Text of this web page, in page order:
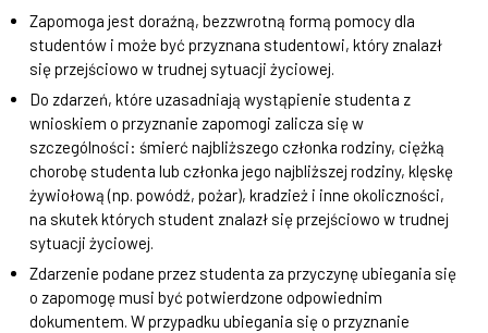
Zapomoga jest doraźną, bezzwrotną formą pomocy dla
studentów i może być przyznana studentowi, który znalazł
się przejściowo w trudnej sytuacji życiowej.
Do zdarzeń, które uzasadniają wystąpienie studenta z
wnioskiem o przyznanie zapomogi zalicza się w
szczególności: śmierć najbliższego członka rodziny, ciężką
chorobę studenta lub członka jego najbliższej rodziny, klęskę
żywiołową (np. powódź, pożar), kradzież i inne okoliczności,
na skutek których student znalazł się przejściowo w trudnej
sytuacji życiowej.
Zdarzenie podane przez studenta za przyczynę ubiegania się
o zapomogę musi być potwierdzone odpowiednim
dokumentem. W przypadku ubiegania się o przyznanie